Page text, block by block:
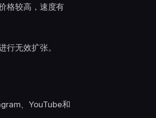
格较高，速度有
行无效扩张。
、YouTube和